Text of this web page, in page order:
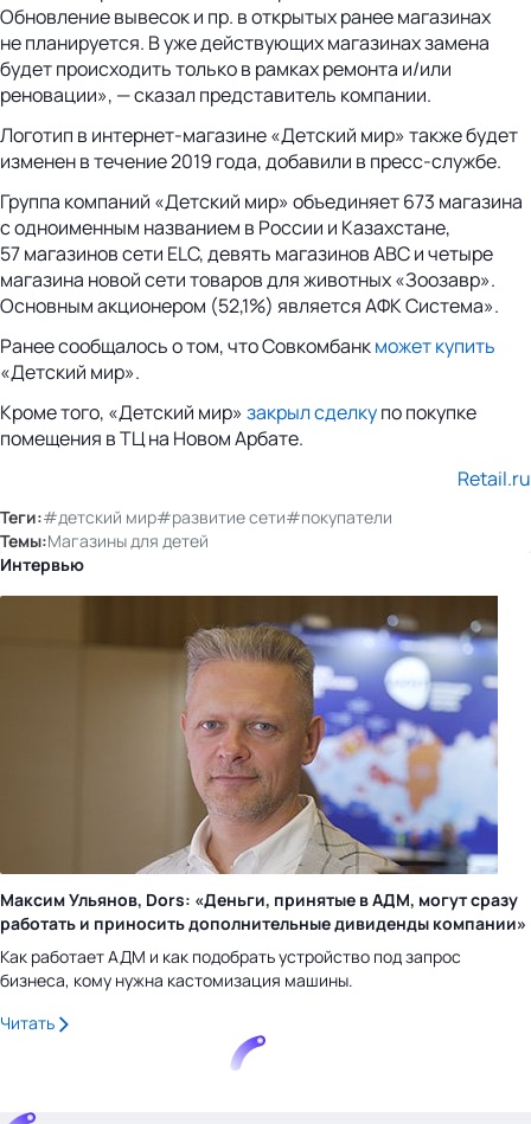
Обновление вывесок и пр. в открытых ранее магазинах
не планируется. В уже действующих магазинах замена
будет происходить только в рамках ремонта и/или
реновации», — сказал представитель компании.
Логотип в интернет-магазине «Детский мир» также будет
изменен в течение 2019 года, добавили в пресс-службе.
Группа компаний «Детский мир» объединяет 673 магазина
с одноименным названием в России и Казахстане,
57 магазинов сети ELC, девять магазинов ABC и четыре
магазина новой сети товаров для животных «Зоозавр».
Основным акционером (52,1%) является АФК Система».
Ранее сообщалось о том, что Совкомбанкможет купить
«Детский мир».
Кроме того, «Детский мир» закрыл сделкупо покупке
помещения в ТЦ на Новом Арбате.
Retail.ru
Теги:#детский мир#развитие сети#покупатели
Темы:Магазины для детей
Интервью
Максим Ульянов, Dors: «Деньги, принятые в АДМ, могут сразу
работать и приносить дополнительные дивиденды компании»
Как работает АДМ и как подобрать устройство под запрос
бизнеса, кому нужна кастомизация машины.
Читать